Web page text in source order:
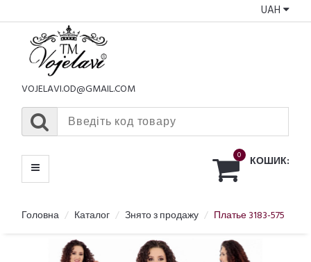
UAH
VOJELAVI.OD@GMAIL.COM
0 КОШИК:
МЕНЮ
Головна Каталог Знято з продажу Платье 3183-575